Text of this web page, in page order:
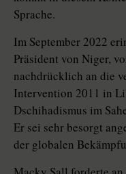
Sprache.
Im September 2022
Präsident von Niger,
nachdrücklich an die
Intervention 2011 in
Dschihadismus im
Er sei sehr besorgt
der globalen